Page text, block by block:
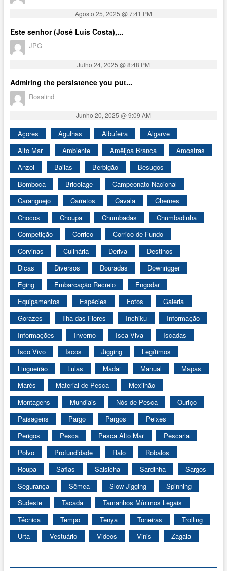
Agosto 25, 2025 @ 7:41 PM
Este senhor (José Luís Costa),...
JPG
Julho 24, 2025 @ 8:48 PM
Admiring the persistence you put...
Rosalind
Junho 20, 2025 @ 9:09 AM
Açores Agulhas Albufeira
Algarve
Alto Mar
Ambiente Amêijoa Branca
Amostras
Anzol
Bailas Berbigão
Besugos
Bomboca
Bricolage
Campeonato Nacional
Caranguejo
Carretos Cavala
Chernes
Chocos
Choupa Chumbadas
Chumbadinha
Competição
Corrico
Corrico de Fundo
Corvinas
Culinária Deriva
Destinos
Dicas
Diversos Douradas
Downrigger
Eging
Embarcação Recreio
Engodar
Equipamentos
Espécies Fotos
Galeria
Gorazes
Ilha das Flores Inchiku
Informação
Informações
Inverno Isca Viva
Iscadas
Isco Vivo
Iscos Jigging
Legítimos
Lingueirão
Lulas Madai Manual
Mapas
Marés
Material de Pesca
Mexilhão
Montagens
Mundiais Nós de Pesca
Ouriço
Paisagens
Pargo Pargos
Peixes
Perigos
Pesca Pesca Alto Mar
Pescaria
Polvo
Profundidade Ralo
Robalos
Roupa
Safias Salsicha Sardinha
Sargos
Segurança
Sêmea Slow Jigging
Spinning
Sudeste
Tacada
Tamanhos Mínimos Legais
Técnica
Tempo Tenya Toneiras
Trolling
Urta
Vestuário Videos Vinis Zagaia